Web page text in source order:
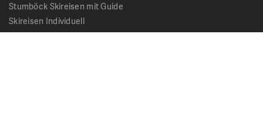
Stumböck Skireisen mit Guide
Skireisen Individuell
Catskiing